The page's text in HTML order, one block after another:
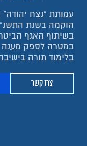
עמותת "נצח
בשיתוף האגף
במטרה לספק מענה
בלימוד תורה
צרו קשר